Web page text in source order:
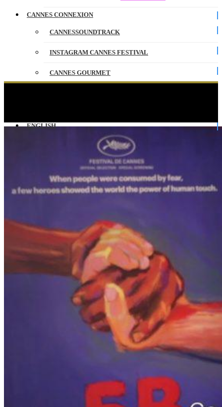
CANNES CONNEXION
CANNESSOUNDTRACK
INSTAGRAM CANNES FESTIVAL
CANNES GOURMET
ENGLISH